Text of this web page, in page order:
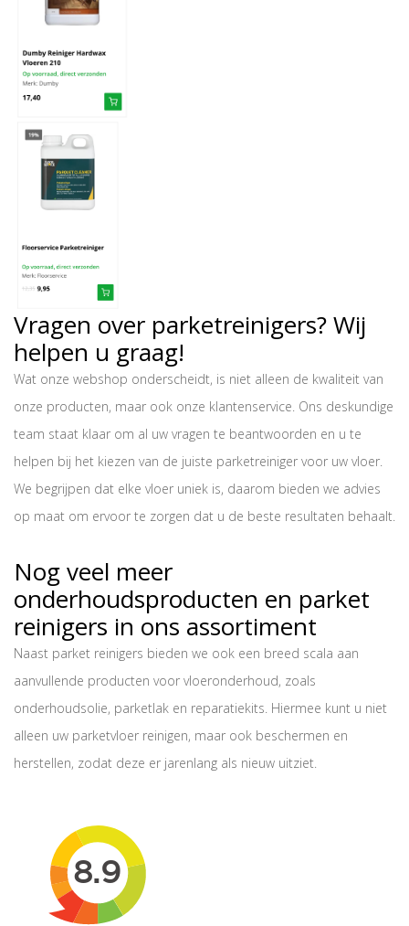
Vragen over parketreinigers? Wij
helpen u graag!
Wat onze webshop onderscheidt, is niet alleen de kwaliteit van
onze producten, maar ook onze klantenservice. Ons deskundige
team staat klaar om al uw vragen te beantwoorden en u te
helpen bij het kiezen van de juiste parketreiniger voor uw vloer.
We begrijpen dat elke vloer uniek is, daarom bieden we advies
op maat om ervoor te zorgen dat u de beste resultaten behaalt.
Nog veel meer
onderhoudsproducten en parket
reinigers in ons assortiment
Naast parket reinigers bieden we ook een breed scala aan
aanvullende producten voor vloeronderhoud, zoals
onderhoudsolie, parketlak en reparatiekits. Hiermee kunt u niet
alleen uw parketvloer reinigen, maar ook beschermen en
herstellen, zodat deze er jarenlang als nieuw uitziet.